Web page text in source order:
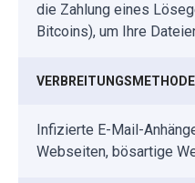
die Zahlung eines
Bitcoins), um Ihre
Infizierte E-Mail-
Webseiten, bösartige